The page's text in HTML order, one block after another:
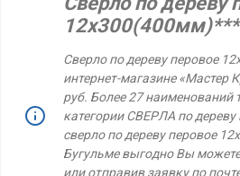
12х300(400мм)***
Сверло по дереву перовое
интернет-магазине «Мастер
руб. Более 27 наименований
категории СВЕРЛА по
сверло по дереву перовое
Бугульме выгодно Вы
или отправив заявку по